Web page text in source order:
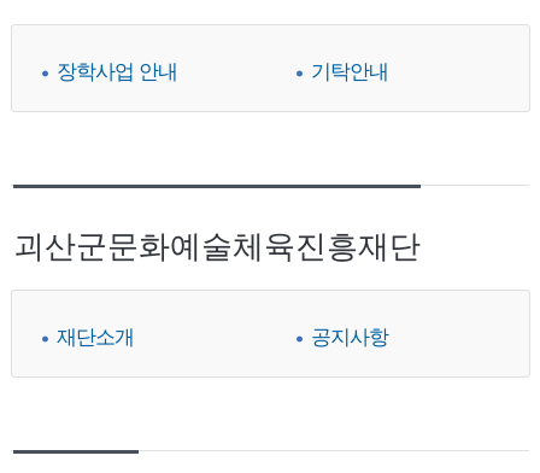
장학사업 안내 기탁안내
괴산군문화예술체육진흥재단
재단소개 공지사항